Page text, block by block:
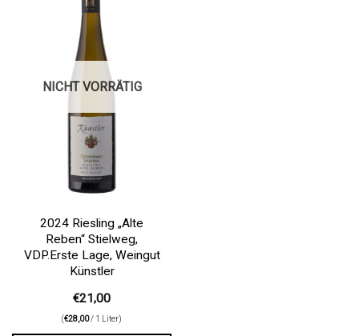
NICHT VORRÄTIG
2024 Riesling „Alte
Reben“ Stielweg,
VDP.Erste Lage, Weingut
Künstler
€21,00
(€28,00/ 1 Liter)